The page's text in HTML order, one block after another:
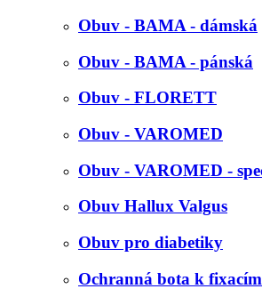
Obuv - BAMA - dámská
Obuv - BAMA - pánská
Obuv - FLORETT
Obuv - VAROMED
Obuv - VAROMED -
Obuv Hallux Valgus
Obuv pro diabetiky
Ochranná bota k fixacím